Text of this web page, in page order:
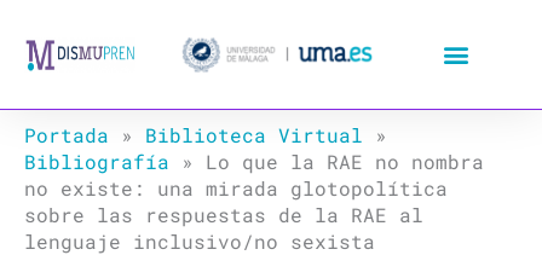
Portada » Biblioteca Virtual »
Bibliografía » Lo que la RAE no nombra
no existe: una mirada glotopolítica
sobre las respuestas de la RAE al
lenguaje inclusivo/no sexista